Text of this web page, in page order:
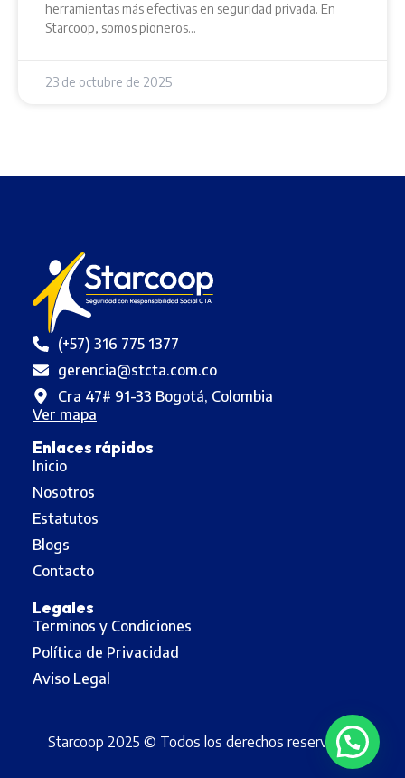
herramientas más efectivas en seguridad privada. En
Starcoop, somos pioneros…
23 de octubre de 2025
(+57) 316 775 1377
gerencia@stcta.com.co
Cra 47# 91-33 Bogotá, Colombia
Ver mapa
Enlaces rápidos
Inicio
Nosotros
Estatutos
Blogs
Contacto
Legales
Terminos y Condiciones
Política de Privacidad
Aviso Legal
Starcoop 2025 © Todos los derechos reservados